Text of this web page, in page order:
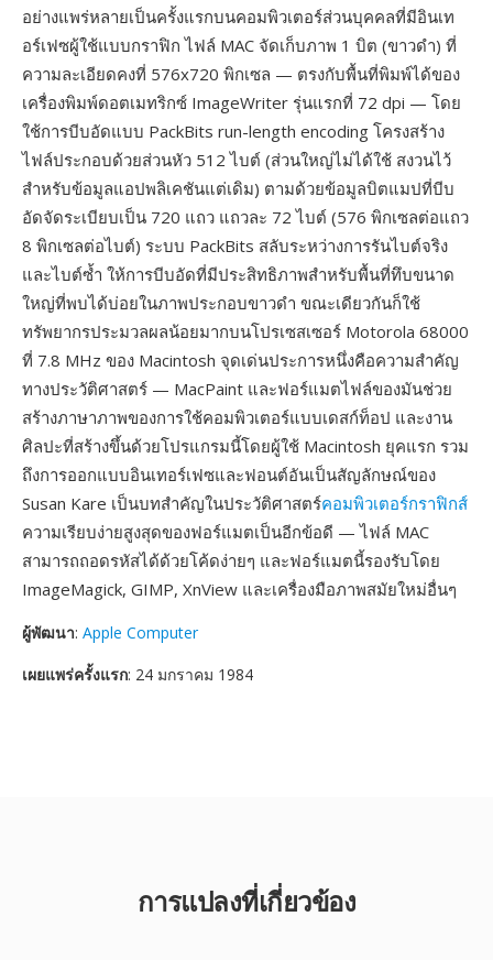
อย่างแพร่หลายเป็นครั้งแรกบนคอมพิวเตอร์ส่วนบุคคลที่มีอินเท
อร์เฟซผู้ใช้แบบกราฟิก ไฟล์ MAC จัดเก็บภาพ 1 บิต (ขาวดำ) ที่
ความละเอียดคงที่ 576x720 พิกเซล — ตรงกับพื้นที่พิมพ์ได้ของ
เครื่องพิมพ์ดอตเมทริกซ์ ImageWriter รุ่นแรกที่ 72 dpi — โดย
ใช้การบีบอัดแบบ PackBits run-length encoding โครงสร้าง
ไฟล์ประกอบด้วยส่วนหัว 512 ไบต์ (ส่วนใหญ่ไม่ได้ใช้ สงวนไว้
สำหรับข้อมูลแอปพลิเคชันแต่เดิม) ตามด้วยข้อมูลบิตแมปที่บีบ
อัดจัดระเบียบเป็น 720 แถว แถวละ 72 ไบต์ (576 พิกเซลต่อแถว
8 พิกเซลต่อไบต์) ระบบ PackBits สลับระหว่างการรันไบต์จริง
และไบต์ซ้ำ ให้การบีบอัดที่มีประสิทธิภาพสำหรับพื้นที่ทึบขนาด
ใหญ่ที่พบได้บ่อยในภาพประกอบขาวดำ ขณะเดียวกันก็ใช้
ทรัพยากรประมวลผลน้อยมากบนโปรเซสเซอร์ Motorola 68000
ที่ 7.8 MHz ของ Macintosh จุดเด่นประการหนึ่งคือความสำคัญ
ทางประวัติศาสตร์ — MacPaint และฟอร์แมตไฟล์ของมันช่วย
สร้างภาษาภาพของการใช้คอมพิวเตอร์แบบเดสก์ท็อป และงาน
ศิลปะที่สร้างขึ้นด้วยโปรแกรมนี้โดยผู้ใช้ Macintosh ยุคแรก รวม
ถึงการออกแบบอินเทอร์เฟซและฟอนต์อันเป็นสัญลักษณ์ของ
Susan Kare เป็นบทสำคัญในประวัติศาสตร์คอมพิวเตอร์กราฟิกส์
ความเรียบง่ายสูงสุดของฟอร์แมตเป็นอีกข้อดี — ไฟล์ MAC
สามารถถอดรหัสได้ด้วยโค้ดง่ายๆ และฟอร์แมตนี้รองรับโดย
ImageMagick, GIMP, XnView และเครื่องมือภาพสมัยใหม่อื่นๆ
ผู้พัฒนา: Apple Computer
เผยแพร่ครั้งแรก: 24 มกราคม 1984
การแปลงที่เกี่ยวข้อง